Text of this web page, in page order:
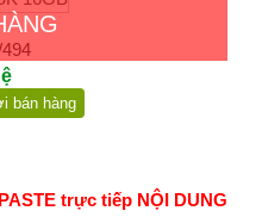
bán hàng
trực tiếp NỘI DUNG